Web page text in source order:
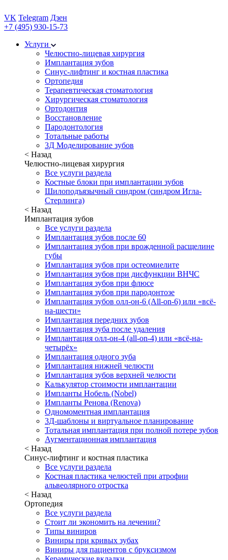
VK Telegram Дзен
+7 (495) 930-15-73
Услуги
Челюстно-лицевая хирургия
Имплантация зубов
Синус-лифтинг и костная пластика
Ортопедия
Терапевтическая стоматология
Хирургическая стоматология
Ортодонтия
Восстановление
Пародонтология
Тотальные работы
3Д Моделирование зубов
< Назад
Челюстно-лицевая хирургия
Все услуги раздела
Костные блоки при имплантации зубов
Шилоподъязычный синдром (синдром Игла-
Стерлинга)
< Назад
Имплантация зубов
Все услуги раздела
Имплантация зубов после 60
Имплантация зубов при врожденной расщелине
губы
Имплантация зубов при остеомиелите
Имплантация зубов при дисфункции ВНЧС
Имплантация зубов при флюсе
Имплантация зубов при пародонтозе
Имплантация зубов олл-он-6 (All-on-6) или «всё-
на-шести»
Имплантация передних зубов
Имплантация зуба после удаления
Имплантация олл-он-4 (all-on-4) или «всё-на-
четырёх»
Имплантация одного зуба
Имплантация нижней челюсти
Имплантация зубов верхней челюсти
Калькулятор стоимости имплантации
Импланты Нобель (Nobel)
Импланты Ренова (Renova)
Одномоментная имплантация
3Д-шаблоны и виртуальное планирование
Тотальная имплантация при полной потере зубов
Аугментационная имплантация
< Назад
Синус-лифтинг и костная пластика
Все услуги раздела
Костная пластика челюстей при атрофии
альвеолярного отростка
< Назад
Ортопедия
Все услуги раздела
Стоит ли экономить на лечении?
Типы виниров
Виниры при кривых зубах
Виниры для пациентов с бруксизмом